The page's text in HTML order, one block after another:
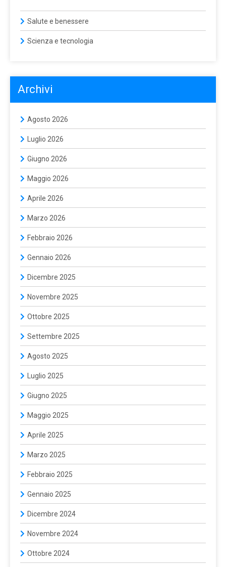
Salute e benessere
Scienza e tecnologia
Archivi
Agosto 2026
Luglio 2026
Giugno 2026
Maggio 2026
Aprile 2026
Marzo 2026
Febbraio 2026
Gennaio 2026
Dicembre 2025
Novembre 2025
Ottobre 2025
Settembre 2025
Agosto 2025
Luglio 2025
Giugno 2025
Maggio 2025
Aprile 2025
Marzo 2025
Febbraio 2025
Gennaio 2025
Dicembre 2024
Novembre 2024
Ottobre 2024